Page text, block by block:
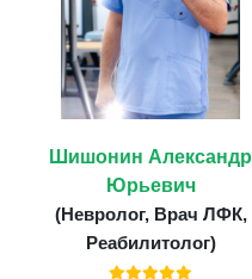
Шишонин Александр
Юрьевич
(Невролог, Врач ЛФК,
Реабилитолог)